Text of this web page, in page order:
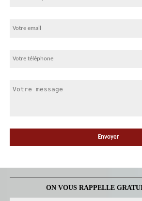
ON VOUS RAPPELLE